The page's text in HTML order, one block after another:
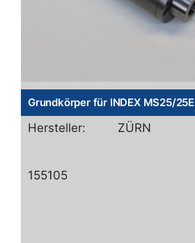
Grundkörper für INDEX MS25/25E
Hersteller: ZÜRN
155105